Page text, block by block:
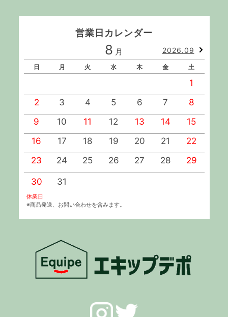
営業日カレンダー
8 月 2026.09
日 月 火 水 木 金 土
1
2
3 4 5 6 7
8
9
10 11 12 13 14
15
16
17 18 19 20 21
22
23
24 25 26 27 28 29
30 31
休業日
※商品発送、お問い合わせを含みます。